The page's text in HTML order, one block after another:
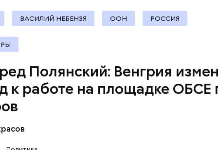
ВАСИЛИЙ НЕБЕНЗЯ ООН РОССИЯ
Полянский: Венгрия
к работе на площадке ОБСЕ
5 июня выступил на пленарном заседании
речи он затронул ряд важных тем, среди
политика, конфликт на Украине, экономика и